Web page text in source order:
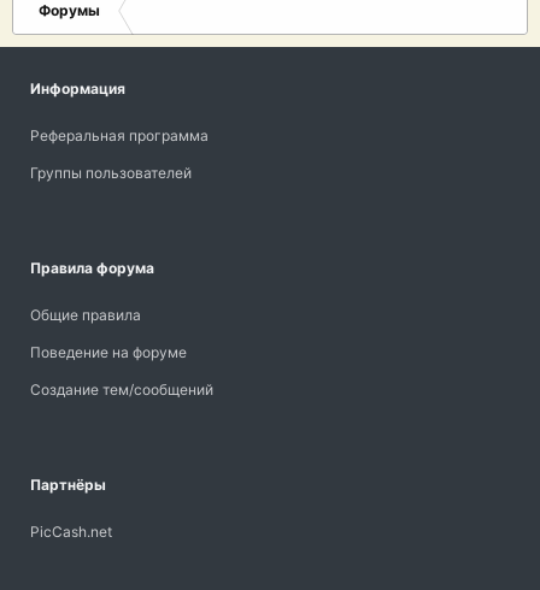
Форумы
Информация
Реферальная программа
Группы пользователей
Правила форума
Общие правила
Поведение на форуме
Создание тем/сообщений
Партнёры
PicCash.net